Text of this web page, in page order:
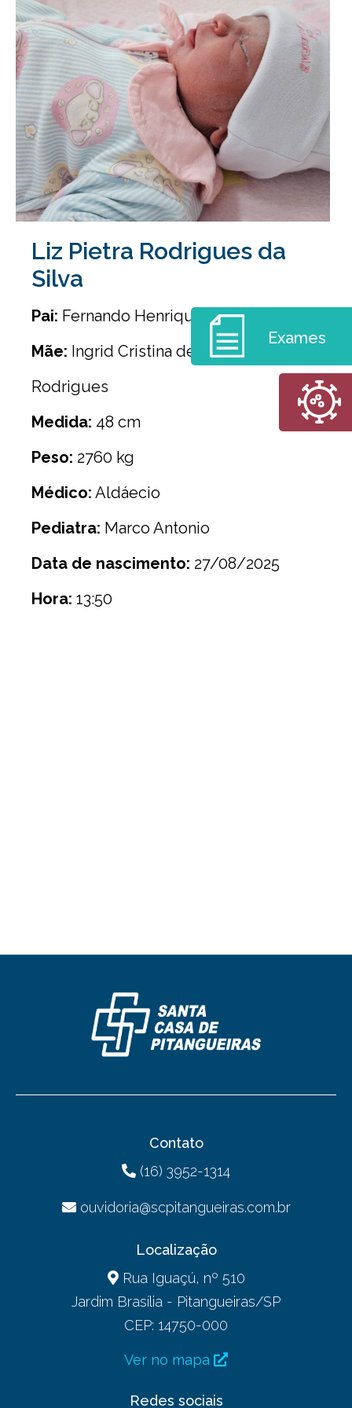
Liz Pietra Rodrigues da
Silva
Pai: Fernando Henrique da Silva
Mãe: Ingrid Cristina de Amorim
Rodrigues
Medida: 48 cm
Peso: 2760 kg
Médico: Aldáecio
Pediatra: Marco Antonio
Data de nascimento: 27/08/2025
Hora: 13:50
Contato
(16) 3952-1314
ouvidoria@scpitangueiras.com.br
Localização
Rua Iguaçú, nº 510
Jardim Brasília - Pitangueiras/SP
CEP: 14750-000
Ver no mapa
Redes sociais
Exames